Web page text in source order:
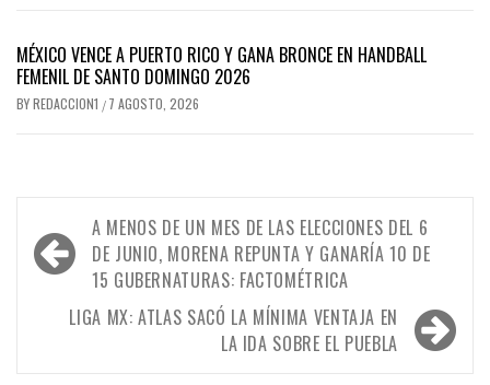
MÉXICO VENCE A PUERTO RICO Y GANA BRONCE EN HANDBALL
FEMENIL DE SANTO DOMINGO 2026
BYREDACCION1 / 7 AGOSTO, 2026
Navegación
de
entradas
A MENOS DE UN MES DE LAS ELECCIONES DEL 6
DE JUNIO, MORENA REPUNTA Y GANARÍA 10 DE
15 GUBERNATURAS: FACTOMÉTRICA
LIGA MX: ATLAS SACÓ LA MÍNIMA VENTAJA EN
LA IDA SOBRE EL PUEBLA